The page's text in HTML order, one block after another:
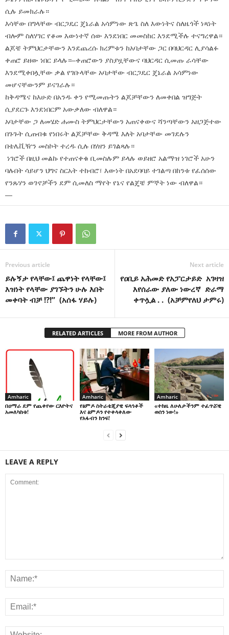
ሲሉ ይመክራሉ።
እሳቸው በግላቸው ብርጋዴር ጄኔራል አሳምነው ጽጌ ስለ እውነትና ስለዜጎች ነጻነት
ብሎም ስለሃገር የቆመ እውነተኛ ሰው እንደነበር መመስከር እንደሚችሉ ተናግረዋል።
ልጆቼ ትምህርታቸውን እንደጨረሱ ክረምቱን ከአባታቸው ጋር በባህርዳር ሊያሳልፉ
ቀጠሮ ይዘው ነበር ይላሉ።–ቀጠሮውን ያስያዟቸውና ባህርዳር ሲመጡ ራሳቸው
እንደሚቀበሏቸው ቃል የገቡላቸው አባታቸው ብርጋዴር ጄኔራል አሳምነው
መሆናቸውንም ይናገራሉ።
ከቅዳሜና ከእሁድ በአንዱ ቀን የሚመጡትን ልጆቻቸውን ለመቀበል ዝግጅት
ሲያደርጉ እንደነበርም አውቃለው ብለዋል።
አባታቸው ጋ ለመሄድ ሐሙስ ትምህርታቸውን አጠናቀውና ሻንጣቸውን አዘጋጅተው
በጉጉት ሲጠብቁ የነበሩት ልጆቻቸው ቅዳሜ እለት አባታቸው መገደሉን
በቴሌቪዥን መስኮት ተረዱ ሲሉ በሃዘን ይገልጻሉ።
ነገሮች በዚህ መልኩ የተጠናቀቁ ቢመስሉም ይላሉ ወይዘሮ አልማዝ ነገሮች አሁን
ባሉበት ሳይሆን ህግና ስርአት ተከብሮ፣ እውነት በአደባባይ ተገልጣ በከንቱ የፈሰሰው
የንጹሃን ወገኖቻችን ደም ሲመለስ ማየት የኔና የልጄቼ ምኞት ነው ብለዋል።
—
Previous article
ይሉኝታ የላቸው፤ ጨዋነት የላቸው፤
እዝነት የላቸው ያገኙትን ሁሉ እበት
መቀባት ብቻ !?!” (አሰፋ ሃይሉ)
Next article
የዐቢይ አሕመድ የአፓርታይድ አገዛዝ
እየሰራው ያለው ነውረኛ ድራማ
ቀጥሏል . . (አቻምየለህ ታምሩ)
RELATED ARTICLES MORE FROM AUTHOR
Amharic
በዐማራ ደም የጨቀየው ርእዮትና
አመለካከቱ!
Amharic
የፅምዶ ስትራቴጂያዊ ፍላጎቶች
እና ፅምዶን የተቀላቀለው
የአፋብን ክንፍ!
Amharic
«ተከዜ ለሁለታችንም ተፈጥሯዊ
ወሰን ነው!»
LEAVE A REPLY